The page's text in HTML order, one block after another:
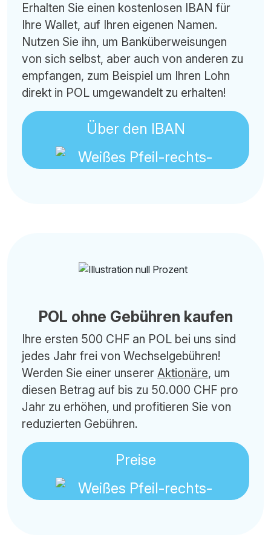
Erhalten Sie einen kostenlosen IBAN für
Ihre Wallet, auf Ihren eigenen Namen.
Nutzen Sie ihn, um Banküberweisungen
von sich selbst, aber auch von anderen zu
empfangen, zum Beispiel um Ihren Lohn
direkt in POL umgewandelt zu erhalten!
Über den IBAN
POL ohne Gebühren kaufen
Ihre ersten 500 CHF an POL bei uns sind
jedes Jahr frei von Wechselgebühren!
Werden Sie einer unserer Aktionäre, um
diesen Betrag auf bis zu 50.000 CHF pro
Jahr zu erhöhen, und profitieren Sie von
reduzierten Gebühren.
Preise